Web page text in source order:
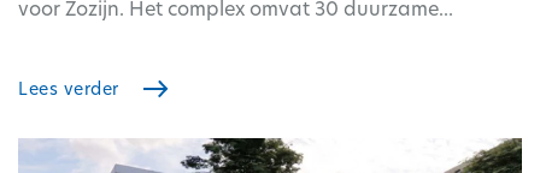
voor Zozijn. Het complex omvat 30 duurzame...
Lees verder